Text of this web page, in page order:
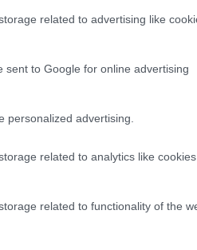
related to advertising like
sent to Google for online advertising
personalized advertising.
related to analytics like
related to functionality of the
az e-mobilitási
télen is bringáznál